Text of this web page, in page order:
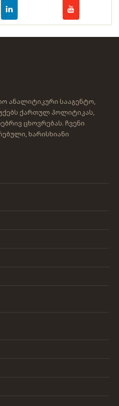
ანალიტიკური სააგენტო,
ქართულ პოლიტიკას,
ცხოვრებას. ჩვენი
ხარისხიანი